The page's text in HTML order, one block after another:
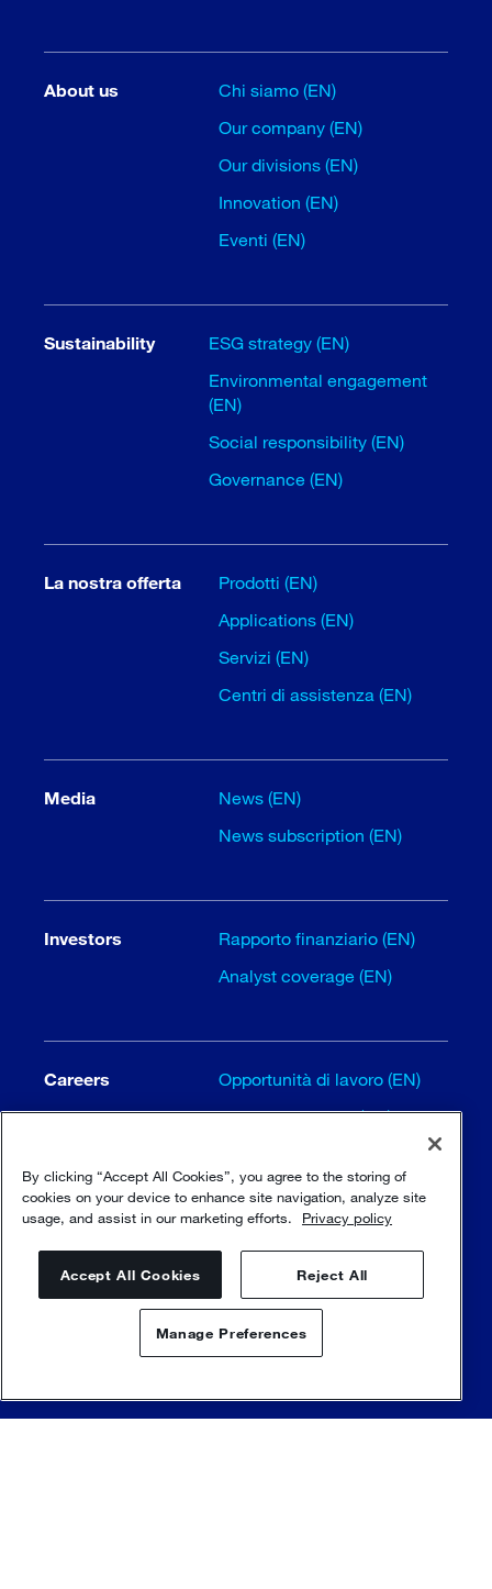
About us
Chi siamo (EN)
Our company (EN)
Our divisions (EN)
Innovation (EN)
Eventi (EN)
Sustainability
ESG strategy (EN)
Environmental engagement
(EN)
Social responsibility (EN)
Governance (EN)
La nostra offerta
Prodotti (EN)
Applications (EN)
Servizi (EN)
Centri di assistenza (EN)
Media
News (EN)
News subscription (EN)
Investors
Rapporto finanziario (EN)
Analyst coverage (EN)
Careers
Opportunità di lavoro (EN)
Job opportunities (EN)
Termini e condizioni
By clicking “Accept All Cookies”, you agree to the storing of
cookies on your device to enhance site navigation, analyze site
usage, and assist in our marketing efforts.
Privacy policy
Accept All Cookies Reject All
Manage Preferences